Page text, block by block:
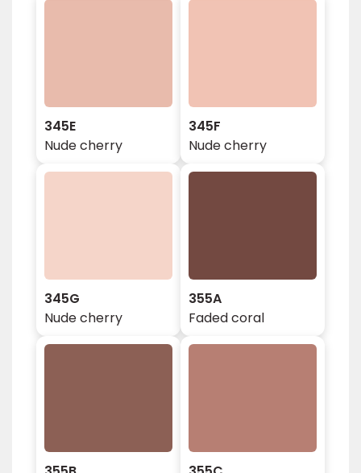
345E
Nude cherry
345F
Nude cherry
345G
Nude cherry
355A
Faded coral